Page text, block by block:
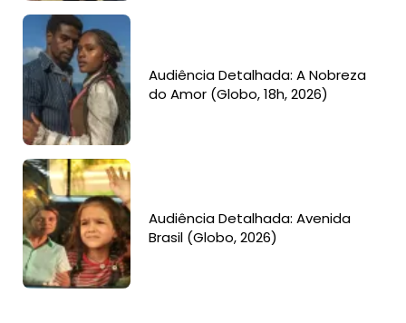
Audiência Detalhada: A Nobreza
do Amor (Globo, 18h, 2026)
Audiência Detalhada: Avenida
Brasil (Globo, 2026)